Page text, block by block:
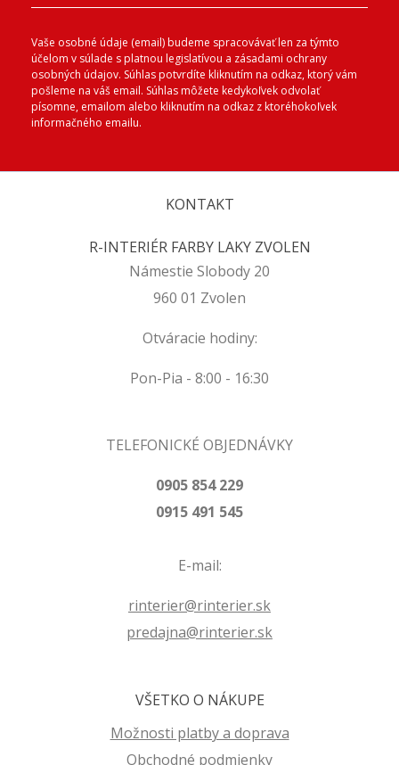
Vaše osobné údaje (email) budeme spracovávať len za týmto
účelom v súlade s platnou legislatívou a zásadami ochrany
osobných údajov. Súhlas potvrdíte kliknutím na odkaz, ktorý vám
pošleme na váš email. Súhlas môžete kedykoľvek odvolať
písomne, emailom alebo kliknutím na odkaz z ktoréhokoľvek
informačného emailu.
KONTAKT
R-INTERIÉR FARBY LAKY ZVOLEN
Námestie Slobody 20
960 01 Zvolen
Otváracie hodiny:
Pon-Pia - 8:00 - 16:30
TELEFONICKÉ OBJEDNÁVKY
0905 854 229
0915 491 545
E-mail:
rinterier@rinterier.sk
predajna@rinterier.sk
VŠETKO O NÁKUPE
Možnosti platby a doprava
Obchodné podmienky